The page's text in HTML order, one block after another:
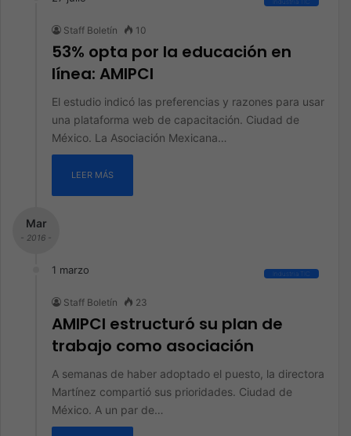
Industria TIC
Staff Boletín 10
53% opta por la educación en
línea: AMIPCI
El estudio indicó las preferencias y razones para usar
una plataforma web de capacitación. Ciudad de
México. La Asociación Mexicana…
LEER MÁS
Mar
- 2016 -
1 marzo Industria TIC
Staff Boletín 23
AMIPCI estructuró su plan de
trabajo como asociación
A semanas de haber adoptado el puesto, la directora
Martínez compartió sus prioridades. Ciudad de
México. A un par de…